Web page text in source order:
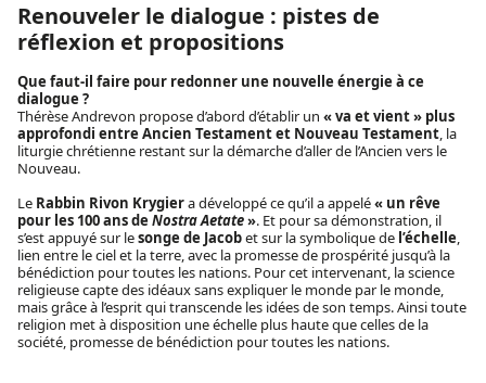
Renouveler le dialogue : pistes de
réflexion et propositions
Que faut-il faire pour redonner une nouvelle énergie à ce
dialogue ?
Thérèse Andrevon propose d’abord d’établir un « va et vient » plus
approfondi entre Ancien Testament et Nouveau Testament, la
liturgie chrétienne restant sur la démarche d’aller de l’Ancien vers le
Nouveau.
Le Rabbin Rivon Krygiera développé ce qu’il a appelé« un rêve
pour les 100 ans de Nostra Aetate». Et pour sa démonstration, il
s’est appuyé sur lesonge de Jacobet sur la symbolique de l’échelle,
lien entre le ciel et la terre, avec la promesse de prospérité jusqu’à la
bénédiction pour toutes les nations. Pour cet intervenant, la science
religieuse capte des idéaux sans expliquer le monde par le monde,
mais grâce à l’esprit qui transcende les idées de son temps. Ainsi toute
religion met à disposition une échelle plus haute que celles de la
société, promesse de bénédiction pour toutes les nations.